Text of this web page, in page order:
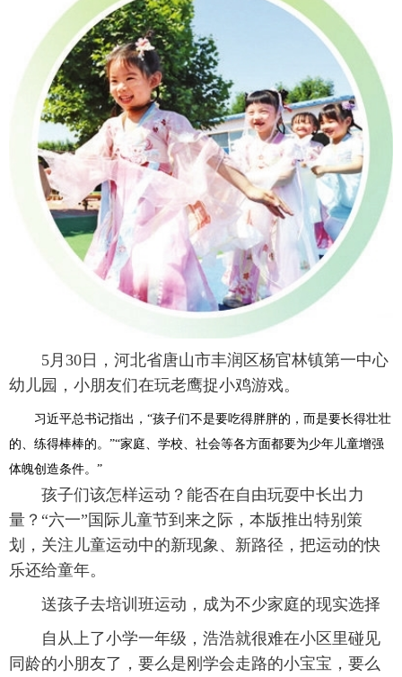
5月30日，河北省唐山市丰润区杨官林镇第一中心
幼儿园，小朋友们在玩老鹰捉小鸡游戏。
习近平总书记指出，“孩子们不是要吃得胖胖的，而是要长得壮壮
的、练得棒棒的。”“家庭、学校、社会等各方面都要为少年儿童增强
体魄创造条件。”
孩子们该怎样运动？能否在自由玩耍中长出力
量？“六一”国际儿童节到来之际，本版推出特别策
划，关注儿童运动中的新现象、新路径，把运动的快
乐还给童年。
送孩子去培训班运动，成为不少家庭的现实选择
自从上了小学一年级，浩浩就很难在小区里碰见
同龄的小朋友了，要么是刚学会走路的小宝宝，要么